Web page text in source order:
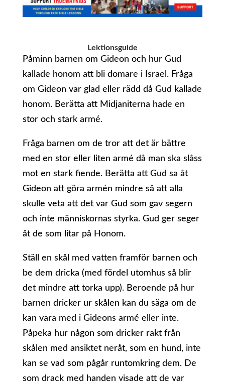
Lektionsguide
Påminn barnen om Gideon och hur Gud
kallade honom att bli domare i Israel. Fråga
om Gideon var glad eller rädd då Gud kallade
honom. Berätta att Midjaniterna hade en
stor och stark armé.
Fråga barnen om de tror att det är bättre
med en stor eller liten armé då man ska slåss
mot en stark fiende. Berätta att Gud sa åt
Gideon att göra armén mindre så att alla
skulle veta att det var Gud som gav segern
och inte människornas styrka. Gud ger seger
åt de som litar på Honom.
Ställ en skål med vatten framför barnen och
be dem dricka (med fördel utomhus så blir
det mindre att torka upp). Beroende på hur
barnen dricker ur skålen kan du säga om de
kan vara med i Gideons armé eller inte.
Påpeka hur någon som dricker rakt från
skålen med ansiktet neråt, som en hund, inte
kan se vad som pågår runtomkring dem. De
som drack med handen visade att de var